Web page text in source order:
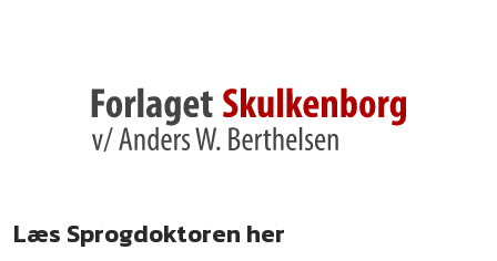
Læs Sprogdoktoren her